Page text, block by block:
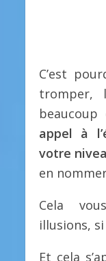
C’est
tromper,
appel à
votre
en
Cela
illusions,
Et cela